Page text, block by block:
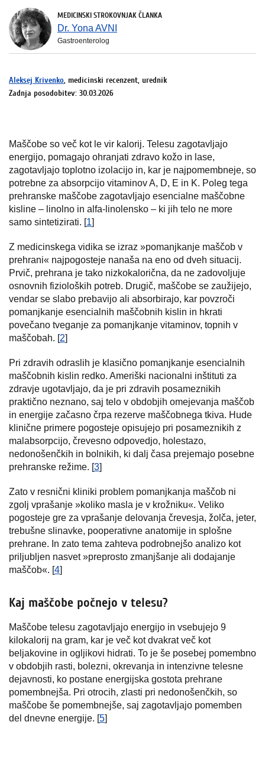
MEDICINSKI STROKOVNJAK ČLANKA
Dr. Yona AVNI
Gastroenterolog
Aleksej Krivenko, medicinski recenzent, urednik
Zadnja posodobitev: 30.03.2026
Maščobe so več kot le vir kalorij. Telesu zagotavljajo
energijo, pomagajo ohranjati zdravo kožo in lase,
zagotavljajo toplotno izolacijo in, kar je najpomembneje, so
potrebne za absorpcijo vitaminov A, D, E in K. Poleg tega
prehranske maščobe zagotavljajo esencialne maščobne
kisline – linolno in alfa-linolensko – ki jih telo ne more
samo sintetizirati. [1]
Z medicinskega vidika se izraz »pomanjkanje maščob v
prehrani« najpogosteje nanaša na eno od dveh situacij.
Prvič, prehrana je tako nizkokalorična, da ne zadovoljuje
osnovnih fizioloških potreb. Drugič, maščobe se zaužijejo,
vendar se slabo prebavijo ali absorbirajo, kar povzroči
pomanjkanje esencialnih maščobnih kislin in hkrati
povečano tveganje za pomanjkanje vitaminov, topnih v
maščobah. [2]
Pri zdravih odraslih je klasično pomanjkanje esencialnih
maščobnih kislin redko. Ameriški nacionalni inštituti za
zdravje ugotavljajo, da je pri zdravih posameznikih
praktično neznano, saj telo v obdobjih omejevanja maščob
in energije začasno črpa rezerve maščobnega tkiva. Hude
klinične primere pogosteje opisujejo pri posameznikih z
malabsorpcijo, črevesno odpovedjo, holestazo,
nedonošenčkih in bolnikih, ki dalj časa prejemajo posebne
prehranske režime. [3]
Zato v resnični kliniki problem pomanjkanja maščob ni
zgolj vprašanje »koliko masla je v krožniku«. Veliko
pogosteje gre za vprašanje delovanja črevesja, žolča, jeter,
trebušne slinavke, pooperativne anatomije in splošne
prehrane. In zato tema zahteva podrobnejšo analizo kot
priljubljen nasvet »preprosto zmanjšanje ali dodajanje
maščob«. [4]
Kaj maščobe počnejo v telesu?
Maščobe telesu zagotavljajo energijo in vsebujejo 9
kilokalorij na gram, kar je več kot dvakrat več kot
beljakovine in ogljikovi hidrati. To je še posebej pomembno
v obdobjih rasti, bolezni, okrevanja in intenzivne telesne
dejavnosti, ko postane energijska gostota prehrane
pomembnejša. Pri otrocih, zlasti pri nedonošenčkih, so
maščobe še pomembnejše, saj zagotavljajo pomemben
del dnevne energije. [5]